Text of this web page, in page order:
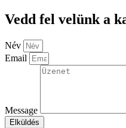
Vedd fel velünk a
Név
Email
Message
Elküldés